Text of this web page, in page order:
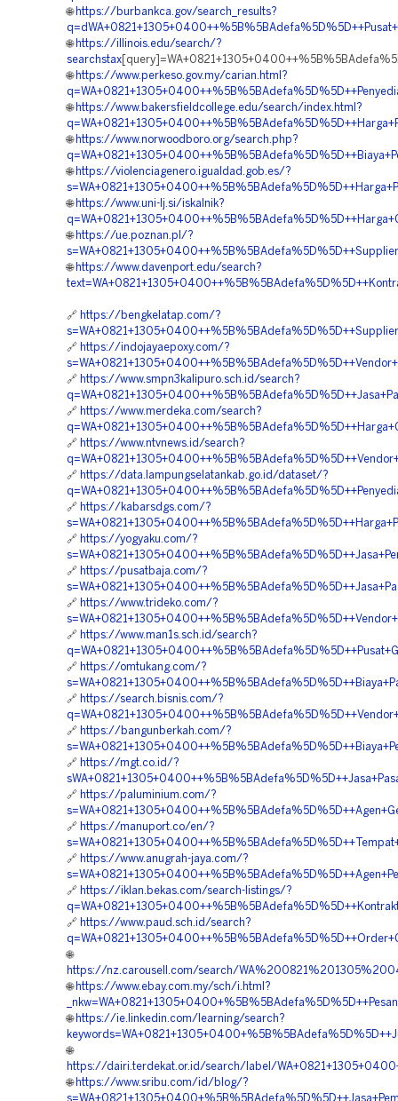
🌐 https://burbankca.gov/search_results?
🌐 https://illinois.edu/search/?
searchstax
🌐 https://www.perkeso.gov.my/carian.html?
🌐 https://www.bakersfieldcollege.edu/search/index.html?
🌐 https://www.norwoodboro.org/search.php?
🌐 https://violenciagenero.igualdad.gob.es/?
🌐 https://www.uni-lj.si/iskalnik?
🌐 https://ue.poznan.pl/?
🌐 https://www.davenport.edu/search?
🔗 https://bengkelatap.com/?
🔗 https://indojayaepoxy.com/?
🔗 https://www.smpn3kalipuro.sch.id/search?
🔗 https://www.merdeka.com/search?
🔗 https://www.ntvnews.id/search?
🔗 https://data.lampungselatankab.go.id/dataset/?
🔗 https://kabarsdgs.com/?
🔗 https://yogyaku.com/?
🔗 https://pusatbaja.com/?
🔗 https://www.trideko.com/?
🔗 https://www.man1s.sch.id/search?
🔗 https://omtukang.com/?
🔗 https://search.bisnis.com/?
🔗 https://bangunberkah.com/?
🔗 https://mgt.co.id/?
🔗 https://paluminium.com/?
🔗 https://manuport.co/en/?
🔗 https://www.anugrah-jaya.com/?
🔗 https://iklan.bekas.com/search-listings/?
🔗 https://www.paud.sch.id/search?
🌐
https://nz.carousell.com/search/
🌐 https://www.ebay.com.my/sch/i.html?
🌐 https://ie.linkedin.com/learning/search?
🌐
https://dairi.terdekat.or.id/search/label/
🌐 https://www.sribu.com/id/blog/?